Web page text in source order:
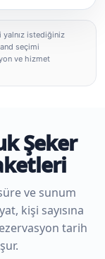
istediğiniz
seçimi
ve hizmet
Şeker
ve sunum
kişi sayısına
tarih